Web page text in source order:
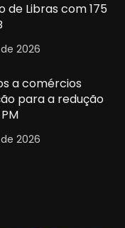
de Libras com 175
2026
a comércios
para a redução
2026